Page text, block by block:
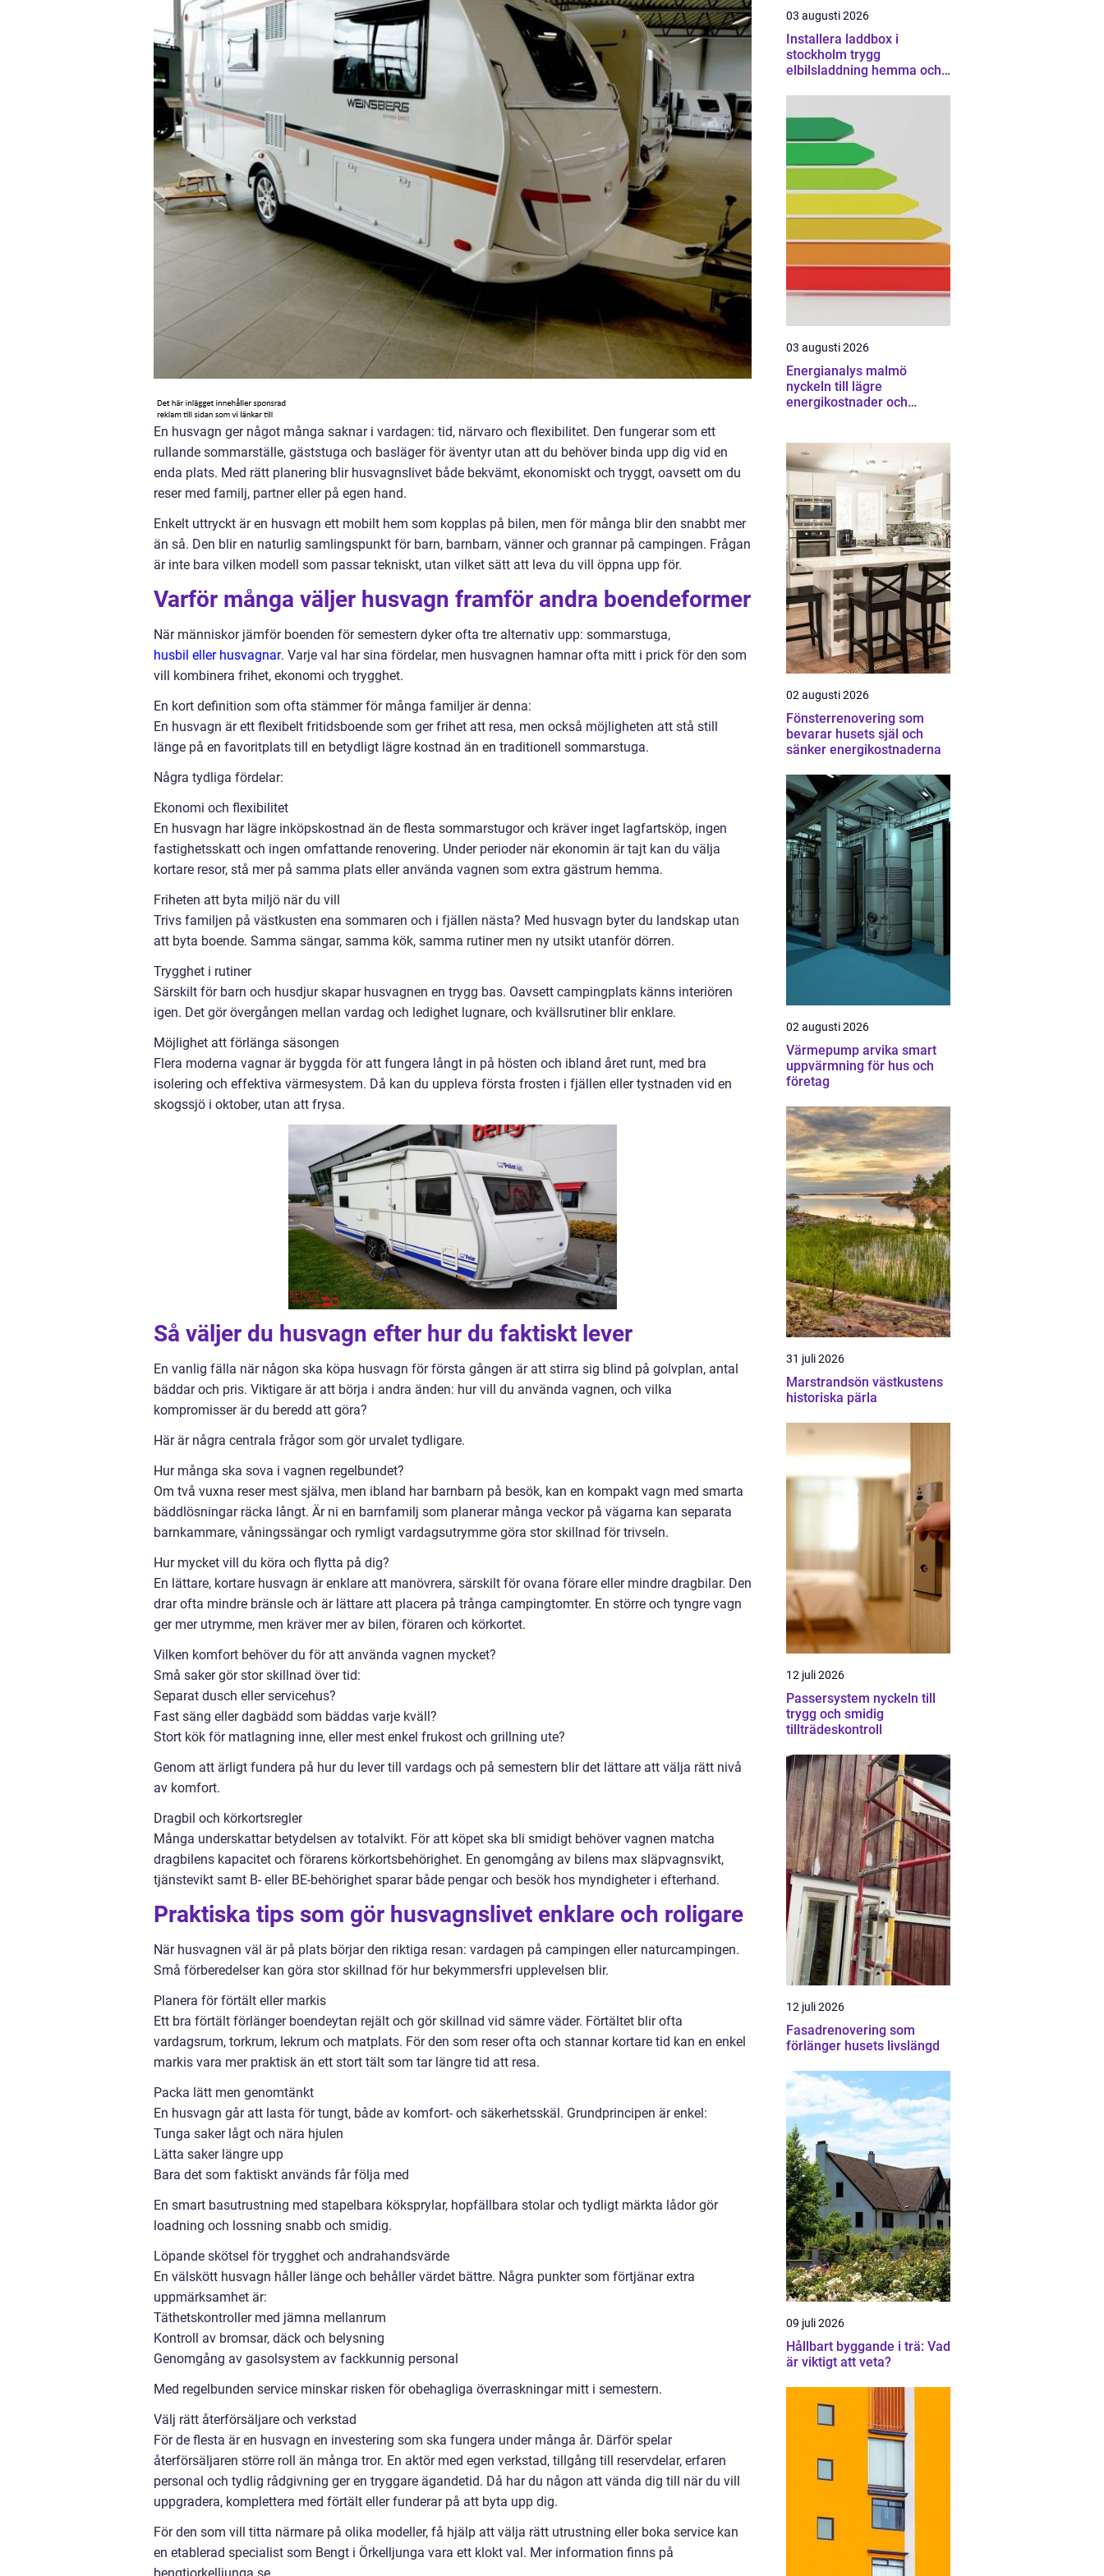
En husvagn ger något många saknar i vardagen: tid, närvaro och flexibilitet. Den fungerar som ett
rullande sommarställe, gäststuga och basläger för äventyr utan att du behöver binda upp dig vid en
enda plats. Med rätt planering blir husvagnslivet både bekvämt, ekonomiskt och tryggt, oavsett om du
reser med familj, partner eller på egen hand.
Enkelt uttryckt är en husvagn ett mobilt hem som kopplas på bilen, men för många blir den snabbt mer
än så. Den blir en naturlig samlingspunkt för barn, barnbarn, vänner och grannar på campingen. Frågan
är inte bara vilken modell som passar tekniskt, utan vilket sätt att leva du vill öppna upp för.
Varför många väljer husvagn framför andra boendeformer
När människor jämför boenden för semestern dyker ofta tre alternativ upp: sommarstuga,
husbil eller husvagnar. Varje val har sina fördelar, men husvagnen hamnar ofta mitt i prick för den som
vill kombinera frihet, ekonomi och trygghet.
En kort definition som ofta stämmer för många familjer är denna:
En husvagn är ett flexibelt fritidsboende som ger frihet att resa, men också möjligheten att stå still
länge på en favoritplats till en betydligt lägre kostnad än en traditionell sommarstuga.
Några tydliga fördelar:
Ekonomi och flexibilitet
En husvagn har lägre inköpskostnad än de flesta sommarstugor och kräver inget lagfartsköp, ingen
fastighetsskatt och ingen omfattande renovering. Under perioder när ekonomin är tajt kan du välja
kortare resor, stå mer på samma plats eller använda vagnen som extra gästrum hemma.
Friheten att byta miljö när du vill
Trivs familjen på västkusten ena sommaren och i fjällen nästa? Med husvagn byter du landskap utan
att byta boende. Samma sängar, samma kök, samma rutiner men ny utsikt utanför dörren.
Trygghet i rutiner
Särskilt för barn och husdjur skapar husvagnen en trygg bas. Oavsett campingplats känns interiören
igen. Det gör övergången mellan vardag och ledighet lugnare, och kvällsrutiner blir enklare.
Möjlighet att förlänga säsongen
Flera moderna vagnar är byggda för att fungera långt in på hösten och ibland året runt, med bra
isolering och effektiva värmesystem. Då kan du uppleva första frosten i fjällen eller tystnaden vid en
skogssjö i oktober, utan att frysa.
Så väljer du husvagn efter hur du faktiskt lever
En vanlig fälla när någon ska köpa husvagn för första gången är att stirra sig blind på golvplan, antal
bäddar och pris. Viktigare är att börja i andra änden: hur vill du använda vagnen, och vilka
kompromisser är du beredd att göra?
Här är några centrala frågor som gör urvalet tydligare.
Hur många ska sova i vagnen regelbundet?
Om två vuxna reser mest själva, men ibland har barnbarn på besök, kan en kompakt vagn med smarta
bäddlösningar räcka långt. Är ni en barnfamilj som planerar många veckor på vägarna kan separata
barnkammare, våningssängar och rymligt vardagsutrymme göra stor skillnad för trivseln.
Hur mycket vill du köra och flytta på dig?
En lättare, kortare husvagn är enklare att manövrera, särskilt för ovana förare eller mindre dragbilar. Den
drar ofta mindre bränsle och är lättare att placera på trånga campingtomter. En större och tyngre vagn
ger mer utrymme, men kräver mer av bilen, föraren och körkortet.
Vilken komfort behöver du för att använda vagnen mycket?
Små saker gör stor skillnad över tid:
Separat dusch eller servicehus?
Fast säng eller dagbädd som bäddas varje kväll?
Stort kök för matlagning inne, eller mest enkel frukost och grillning ute?
Genom att ärligt fundera på hur du lever till vardags och på semestern blir det lättare att välja rätt nivå
av komfort.
Dragbil och körkortsregler
Många underskattar betydelsen av totalvikt. För att köpet ska bli smidigt behöver vagnen matcha
dragbilens kapacitet och förarens körkortsbehörighet. En genomgång av bilens max släpvagnsvikt,
tjänstevikt samt B- eller BE-behörighet sparar både pengar och besök hos myndigheter i efterhand.
Praktiska tips som gör husvagnslivet enklare och roligare
När husvagnen väl är på plats börjar den riktiga resan: vardagen på campingen eller naturcampingen.
Små förberedelser kan göra stor skillnad för hur bekymmersfri upplevelsen blir.
Planera för förtält eller markis
Ett bra förtält förlänger boendeytan rejält och gör skillnad vid sämre väder. Förtältet blir ofta
vardagsrum, torkrum, lekrum och matplats. För den som reser ofta och stannar kortare tid kan en enkel
markis vara mer praktisk än ett stort tält som tar längre tid att resa.
Packa lätt men genomtänkt
En husvagn går att lasta för tungt, både av komfort- och säkerhetsskäl. Grundprincipen är enkel:
Tunga saker lågt och nära hjulen
Lätta saker längre upp
Bara det som faktiskt används får följa med
En smart basutrustning med stapelbara köksprylar, hopfällbara stolar och tydligt märkta lådor gör
loadning och lossning snabb och smidig.
Löpande skötsel för trygghet och andrahandsvärde
En välskött husvagn håller länge och behåller värdet bättre. Några punkter som förtjänar extra
uppmärksamhet är:
Täthetskontroller med jämna mellanrum
Kontroll av bromsar, däck och belysning
Genomgång av gasolsystem av fackkunnig personal
Med regelbunden service minskar risken för obehagliga överraskningar mitt i semestern.
Välj rätt återförsäljare och verkstad
För de flesta är en husvagn en investering som ska fungera under många år. Därför spelar
återförsäljaren större roll än många tror. En aktör med egen verkstad, tillgång till reservdelar, erfaren
personal och tydlig rådgivning ger en tryggare ägandetid. Då har du någon att vända dig till när du vill
uppgradera, komplettera med förtält eller funderar på att byta upp dig.
För den som vill titta närmare på olika modeller, få hjälp att välja rätt utrustning eller boka service kan
en etablerad specialist som Bengt i Örkelljunga vara ett klokt val. Mer information finns på
03 augusti 2026
Installera laddbox i
stockholm trygg
elbilsladdning hemma och
03 augusti 2026
Energianalys malmö
nyckeln till lägre
energikostnader och
02 augusti 2026
Fönsterrenovering som
bevarar husets själ och
sänker energikostnaderna
02 augusti 2026
Värmepump arvika smart
uppvärmning för hus och
företag
31 juli 2026
Marstrandsön västkustens
historiska pärla
12 juli 2026
Passersystem nyckeln till
trygg och smidig
tillträdeskontroll
12 juli 2026
Fasadrenovering som
förlänger husets livslängd
09 juli 2026
Hållbart byggande i trä: Vad
är viktigt att veta?